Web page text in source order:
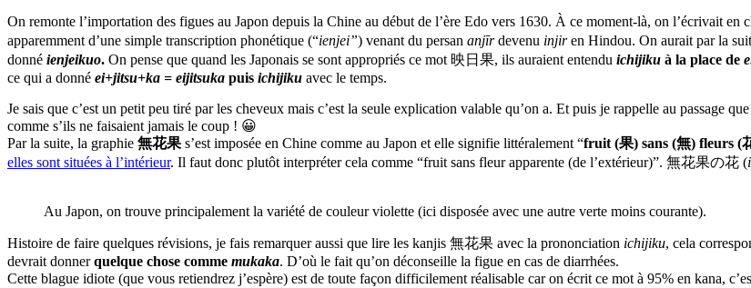
On remonte l’importation des figues au Japon depuis la Chine au début de l’ère Edo vers 1630. À ce moment-là, on l’écrivait en
apparemment d’une simple transcription phonétique (“ienjei”) venant du persan anjīrdevenu injiren Hindou. On aurait par la
donné ienjeikuo. On pense que quand les Japonais se sont appropriés ce mot 映日果, ils auraient entendu ichijiku à la place de
ce qui a donné ei+jitsu+ka = eijitsuka puis ichijiku avec le temps.
Je sais que c’est un petit peu tiré par les cheveux mais c’est la seule explication valable qu’on a. Et puis je rappelle au passage
comme s’ils ne faisaient jamais le coup ! 😀
Par la suite, la graphie 無花果s’est imposée en Chine comme au Japon et elle signifie littéralement “fruit (果) sans (無) fleurs (
elles sont situées à l’intérieur. Il faut donc plutôt interpréter cela comme “fruit sans fleur apparente (de l’extérieur)”. 無花果の花 (
Au Japon, on trouve principalement la variété de couleur violette (ici disposée avec une autre verte moins courante).
Histoire de faire quelques révisions, je fais remarquer aussi que lire les kanjis 無花果 avec la prononciation ichijiku, cela
devrait donnerquelque chose comme mukaka. D’où le fait qu’on déconseille la figue en cas de diarrhées.
Cette blague idiote (que vous retiendrez j’espère) est de toute façon difficilement réalisable car on écrit ce mot à 95% en kana,